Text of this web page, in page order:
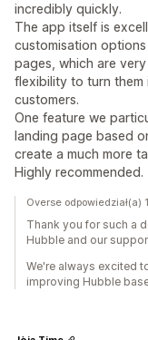
incredibly quickly.
The app itself is
customisation
pages, which are
flexibility to turn them
customers.
One feature we
landing page based
create a much more
Highly recommended.
Overse odpowiedział(a)
Thank you for such a
Hubble and our
We're always excited
improving Hubble